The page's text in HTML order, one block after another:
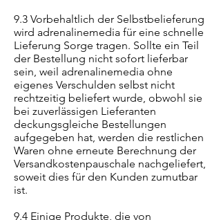
9.3 Vorbehaltlich der Selbstbelieferung
wird adrenalinemedia für eine schnelle
Lieferung Sorge tragen. Sollte ein Teil
der Bestellung nicht sofort lieferbar
sein, weil adrenalinemedia ohne
eigenes Verschulden selbst nicht
rechtzeitig beliefert wurde, obwohl sie
bei zuverlässigen Lieferanten
deckungsgleiche Bestellungen
aufgegeben hat, werden die restlichen
Waren ohne erneute Berechnung der
Versandkostenpauschale nachgeliefert,
soweit dies für den Kunden zumutbar
ist.
9.4 Einige Produkte, die von